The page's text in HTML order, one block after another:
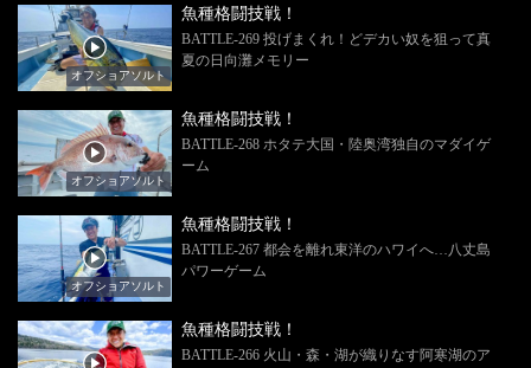
オフショアソルト
魚種格闘技戦！
BATTLE-269 投げまくれ！どデカい奴を狙って真
夏の日向灘メモリー
オフショアソルト
魚種格闘技戦！
BATTLE-268 ホタテ大国・陸奥湾独自のマダイゲ
ーム
オフショアソルト
魚種格闘技戦！
BATTLE-267 都会を離れ東洋のハワイへ…八丈島
パワーゲーム
魚種格闘技戦！
BATTLE-266 火山・森・湖が織りなす阿寒湖のア